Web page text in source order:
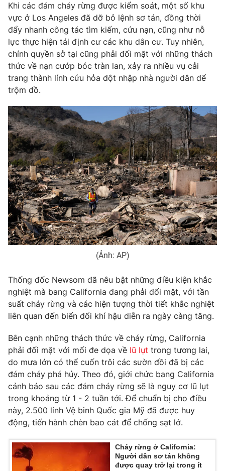
Liên hệ tòa soạn English
THỜI BÁO VTV
Theo dõi báo trên
Cơ quan chủ quản:Đài Truyền hình Việt Nam
Cơ quan báo chí:Thời báo VTV
Giấy phép hoạt động báo in và báo điện tử số 483/GP-BTTTT
cấp ngày 29/12/2023
Tổng Biên tập:Vũ Thanh Thủy
Phó Tổng Biên tập:Nguyễn Thị Mỹ Hạnh, Phạm Quốc Thắng,
Nguyễn Trọng Ninh
Tổng đài VTV:024.38 355 931 - 024.38 355 932
024.66 897 897
Liên hệ quảng cáo:024-7300.7108
® Cấm sao chép dưới mọi hình thức nếu không có sự chấp
thông tin từ website này.
Khi các đám cháy rừng được kiểm soát, một số khu
vực ở Los Angeles đã dỡ bỏ lệnh sơ tán, đồng thời
đẩy nhanh công tác tìm kiếm, cứu nạn, cũng như nỗ
lực thực hiện tái định cư các khu dân cư. Tuy nhiên,
chính quyền sở tại cũng phải đối mặt với những thách
thức về nạn cướp bóc tràn lan, xảy ra nhiều vụ cải
trang thành lính cứu hỏa đột nhập nhà người dân để
trộm đồ.
(Ảnh: AP)
Thống đốc Newsom đã nêu bật những điều kiện khắc
nghiệt mà bang California đang phải đối mặt, với tần
suất cháy rừng và các hiện tượng thời tiết khắc nghiệt
liên quan đến biến đổi khí hậu diễn ra ngày càng tăng.
Bên cạnh những thách thức về cháy rừng, California
phải đối mặt với mối đe dọa về lũ lụt trong tương lai,
do mưa lớn có thể cuốn trôi các sườn đồi đã bị các
đám cháy phá hủy. Theo đó, giới chức bang California
cảnh báo sau các đám cháy rừng sẽ là nguy cơ lũ lụt
trong khoảng từ 1 - 2 tuần tới. Để chuẩn bị cho điều
này, 2.500 lính Vệ binh Quốc gia Mỹ đã được huy
động, tiến hành chèn bao cát để chống sạt lở.
Cháy rừng ở California:
Người dân sơ tán không
được quay trở lại trong ít